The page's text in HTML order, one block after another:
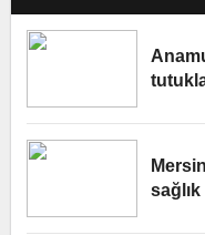
kaç, deprem